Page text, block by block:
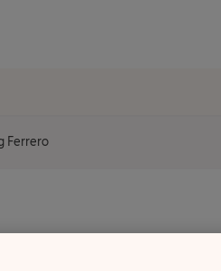
Ferrero